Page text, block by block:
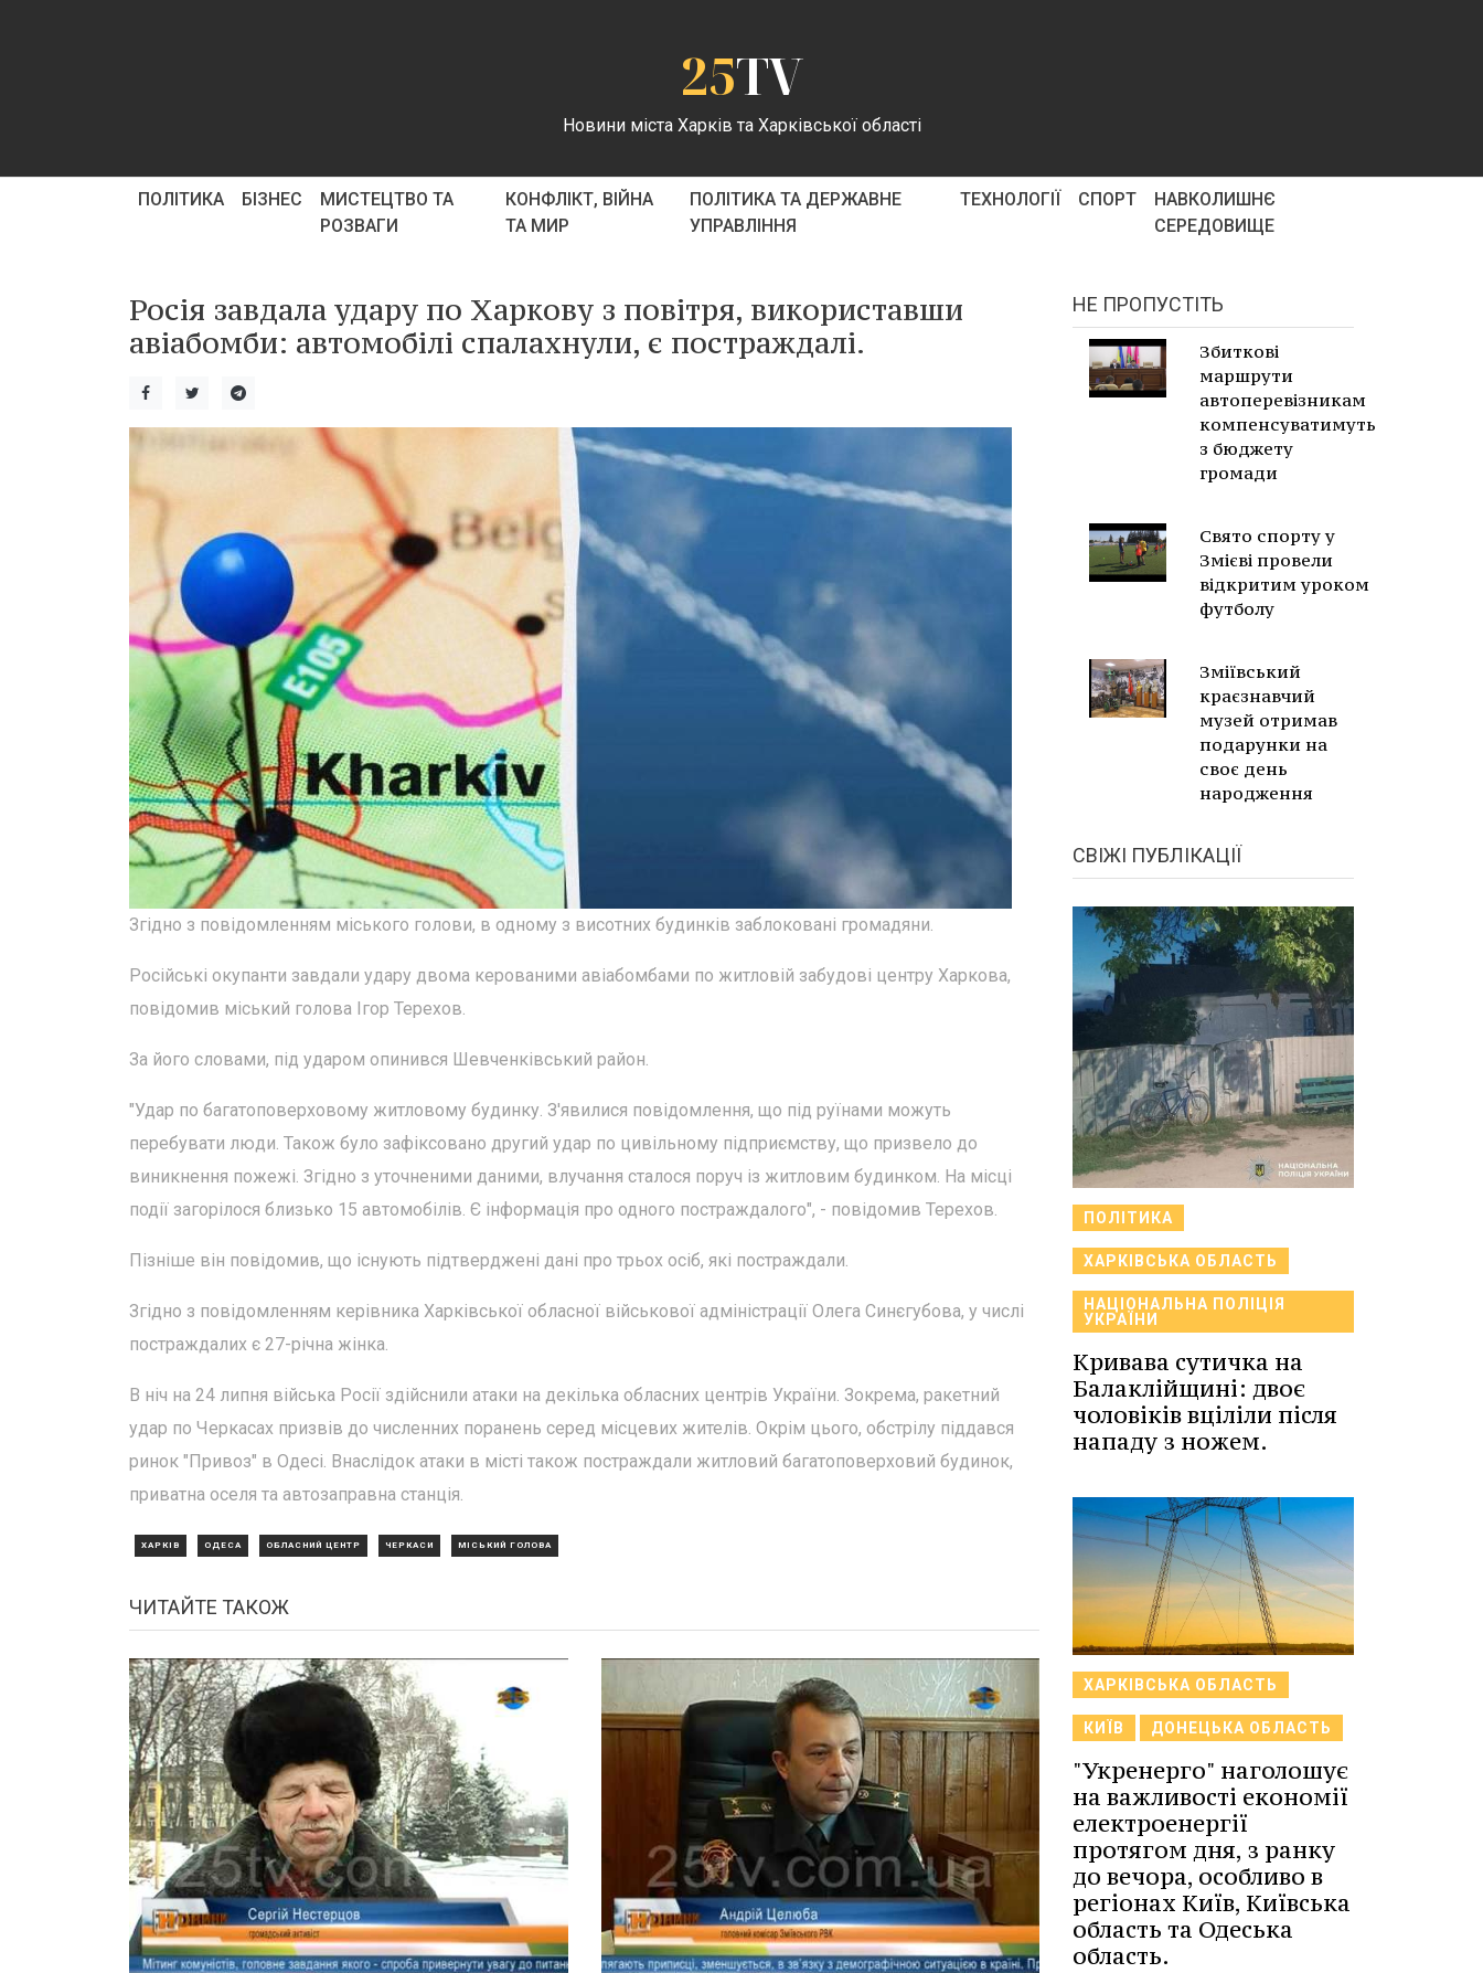
25TV
Новини міста Харків та Харківської області
ПОЛІТИКА БІЗНЕС
МИСТЕЦТВО ТА
РОЗВАГИ
КОНФЛІКТ, ВІЙНА
ТА МИР
ПОЛІТИКА ТА ДЕРЖАВНЕ
УПРАВЛІННЯ
ТЕХНОЛОГІЇ СПОРТ
НАВКОЛИШНЄ
СЕРЕДОВИЩЕ
Росія завдала удару по Харкову з повітря, використавши
авіабомби: автомобілі спалахнули, є постраждалі.
Згідно з повідомленням міського голови, в одному з висотних будинків заблоковані громадяни.
Російські окупанти завдали удару двома керованими авіабомбами по житловій забудові центру Харкова,
повідомив міський голова Ігор Терехов.
За його словами, під ударом опинився Шевченківський район.
"Удар по багатоповерховому житловому будинку. З'явилися повідомлення, що під руїнами можуть
перебувати люди. Також було зафіксовано другий удар по цивільному підприємству, що призвело до
виникнення пожежі. Згідно з уточненими даними, влучання сталося поруч із житловим будинком. На місці
події загорілося близько 15 автомобілів. Є інформація про одного постраждалого", - повідомив Терехов.
Пізніше він повідомив, що існують підтверджені дані про трьох осіб, які постраждали.
Згідно з повідомленням керівника Харківської обласної військової адміністрації Олега Синєгубова, у числі
постраждалих є 27-річна жінка.
В ніч на 24 липня війська Росії здійснили атаки на декілька обласних центрів України. Зокрема, ракетний
удар по Черкасах призвів до численних поранень серед місцевих жителів. Окрім цього, обстрілу піддався
ринок "Привоз" в Одесі. Внаслідок атаки в місті також постраждали житловий багатоповерховий будинок,
приватна оселя та автозаправна станція.
ХАРКІВ ОДЕСА ОБЛАСНИЙ ЦЕНТР ЧЕРКАСИ МІСЬКИЙ ГОЛОВА
ЧИТАЙТЕ ТАКОЖ
НЕ ПРОПУСТІТЬ
Збиткові
маршрути
автоперевізникам
компенсуватимуть
з бюджету
громади
Свято спорту у
Змієві провели
відкритим уроком
футболу
Зміївський
краєзнавчий
музей отримав
подарунки на
своє день
народження
СВІЖІ ПУБЛІКАЦІЇ
ПОЛІТИКА
ХАРКІВСЬКА ОБЛАСТЬ
НАЦІОНАЛЬНА ПОЛІЦІЯ
УКРАЇНИ
Кривава сутичка на
Балаклійщині: двоє
чоловіків вціліли після
нападу з ножем.
ХАРКІВСЬКА ОБЛАСТЬ
КИЇВ ДОНЕЦЬКА ОБЛАСТЬ
"Укренерго" наголошує
на важливості економії
електроенергії
протягом дня, з ранку
до вечора, особливо в
регіонах Київ, Київська
область та Одеська
область.